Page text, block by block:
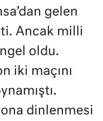
gelen
Ancak milli
oldu.
iki maçını
ona dinlenmesi